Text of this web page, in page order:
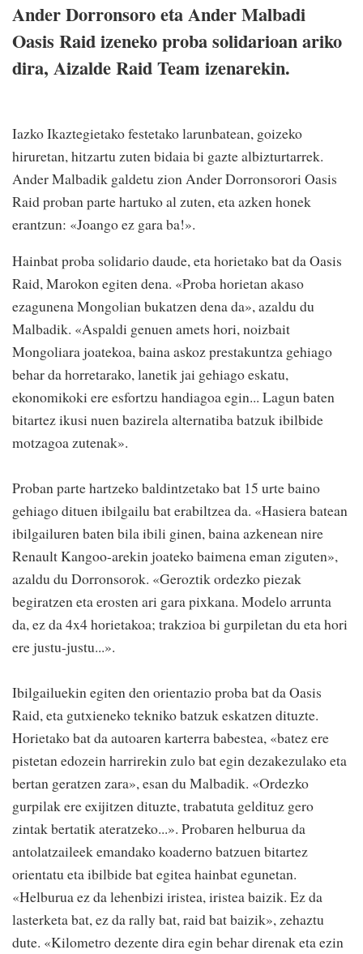
Ander Dorronsoro eta Ander Malbadi
Oasis Raid izeneko proba solidarioan ariko
dira, Aizalde Raid Team izenarekin.
Iazko Ikaztegietako festetako larunbatean, goizeko
hiruretan, hitzartu zuten bidaia bi gazte albizturtarrek.
Ander Malbadik galdetu zion Ander Dorronsorori Oasis
Raid proban parte hartuko al zuten, eta azken honek
erantzun: «Joango ez gara ba!».
Hainbat proba solidario daude, eta horietako bat da Oasis
Raid, Marokon egiten dena. «Proba horietan akaso
ezagunena Mongolian bukatzen dena da», azaldu du
Malbadik. «Aspaldi genuen amets hori, noizbait
Mongoliara joatekoa, baina askoz prestakuntza gehiago
behar da horretarako, lanetik jai gehiago eskatu,
ekonomikoki ere esfortzu handiagoa egin... Lagun baten
bitartez ikusi nuen bazirela alternatiba batzuk ibilbide
motzagoa zutenak».
Proban parte hartzeko baldintzetako bat 15 urte baino
gehiago dituen ibilgailu bat erabiltzea da. «Hasiera batean
ibilgailuren baten bila ibili ginen, baina azkenean nire
Renault Kangoo-arekin joateko baimena eman ziguten»,
azaldu du Dorronsorok. «Geroztik ordezko piezak
begiratzen eta erosten ari gara pixkana. Modelo arrunta
da, ez da 4x4 horietakoa; trakzioa bi gurpiletan du eta hori
ere justu-justu...».
Ibilgailuekin egiten den orientazio proba bat da Oasis
Raid, eta gutxieneko tekniko batzuk eskatzen dituzte.
Horietako bat da autoaren karterra babestea, «batez ere
pistetan edozein harrirekin zulo bat egin dezakezulako eta
bertan geratzen zara», esan du Malbadik. «Ordezko
gurpilak ere exijitzen dituzte, trabatuta geldituz gero
zintak bertatik ateratzeko...». Probaren helburua da
antolatzaileek emandako koaderno batzuen bitartez
orientatu eta ibilbide bat egitea hainbat egunetan.
«Helburua ez da lehenbizi iristea, iristea baizik. Ez da
lasterketa bat, ez da rally bat, raid bat baizik», zehaztu
dute. «Kilometro dezente dira egin behar direnak eta ezin